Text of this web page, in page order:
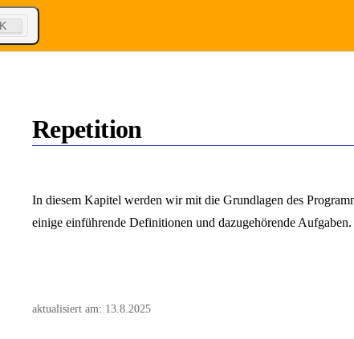
K
Repetition
In diesem Kapitel werden wir mit die Grundlagen des
einige einführende Definitionen und dazugehörende Aufgaben.
aktualisiert am: 13.8.2025